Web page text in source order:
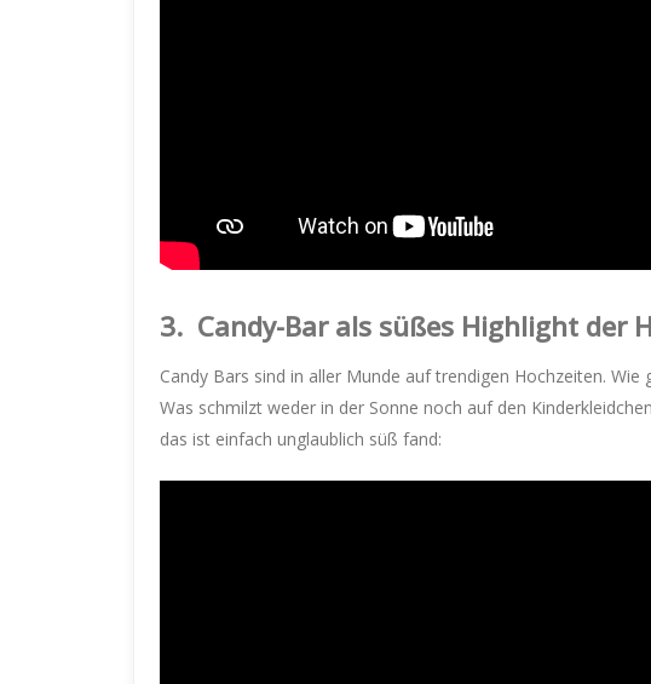
3. Candy-Bar als süßes Highlight der
Candy Bars sind in aller Munde auf trendigen Hochzeiten.
Was schmilzt weder in der Sonne noch auf den
das ist einfach unglaublich süß fand: